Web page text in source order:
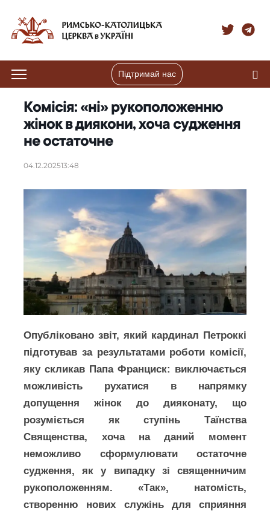
Підтримай нас
Комісія: «ні» рукоположенню
жінок в диякони, хоча судження
не остаточне
04.12.202513:48
Опубліковано звіт, який кардинал Петроккі
підготував за результатами роботи комісії,
яку скликав Папа Франциск: виключається
можливість рухатися в напрямку
допущення жінок до дияконату, що
розуміється як ступінь Таїнства
Священства, хоча на даний момент
неможливо сформулювати остаточне
судження, як у випадку зі священничим
рукоположенням. «Так», натомість,
створенню нових служінь для сприяння